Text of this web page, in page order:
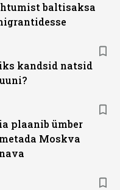
baltisaksa
kandsid natsid
plaanib ümber
Moskva